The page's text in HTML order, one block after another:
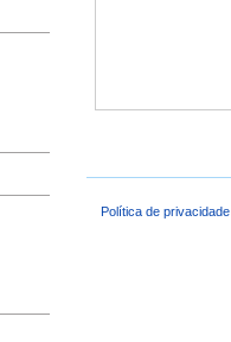
Política de privacidade